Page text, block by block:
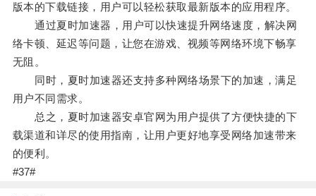
版本的下载链接，用户可以轻松获取最新版本的应用程序。
通过夏时加速器，用户可以快速提升网络速度，解决网
络卡顿、延迟等问题，让您在游戏、视频等网络环境下畅享
无阻。
同时，夏时加速器还支持多种网络场景下的加速，满足
用户不同需求。
总之，夏时加速器安卓官网为用户提供了方便快捷的下
载渠道和详尽的使用指南，让用户更好地享受网络加速带来
的便利。
#37#